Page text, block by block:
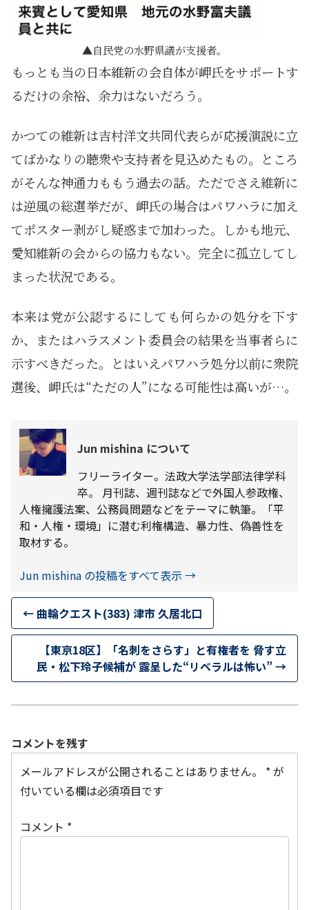
自民党の水野県議が支援者。
もっとも当の日本維新の会自体が岬氏をサポートす
るだけの余裕、余力はないだろう。
かつての維新は吉村洋文共同代表らが応援演説に立
てばかなりの聴衆や支持者を見込めたもの。ところ
がそんな神通力ももう過去の話。ただでさえ維新に
は逆風の総選挙だが、岬氏の場合はパワハラに加え
てポスター剥がし疑惑まで加わった。しかも地元、
愛知維新の会からの協力もない。完全に孤立してし
まった状況である。
本来は党が公認するにしても何らかの処分を下す
か、またはハラスメント委員会の結果を当事者らに
示すべきだった。とはいえパワハラ処分以前に衆院
選後、岬氏は“ただの人”になる可能性は高いが…。
Jun mishina について
フリーライター。法政大学法学部法律学科
卒。 月刊誌、週刊誌などで外国人参政権、
人権擁護法案、公務員問題などをテーマに執筆。「平
和・人権・環境」に潜む利権構造、暴力性、偽善性を
取材する。
Jun mishina の投稿をすべて表示 →
← 曲輪クエスト(383) 津市 久居北口
【東京18区】「名刺をさらす」と有権者を 脅す立
民・松下玲子候補が 露呈した“リベラルは怖い”→
コメントを残す
メールアドレスが公開されることはありません。
*が
付いている欄は必須項目です
コメント *